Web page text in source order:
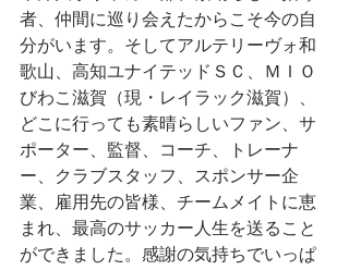
者、仲間に巡り会えたからこそ今の自
分がいます。そしてアルテリーヴォ和
歌山、高知ユナイテッドＳＣ、ＭＩＯ
びわこ滋賀（現・レイラック滋賀）、
どこに行っても素晴らしいファン、サ
ポーター、監督、コーチ、トレーナ
ー、クラブスタッフ、スポンサー企
業、雇用先の皆様、チームメイトに恵
まれ、最高のサッカー人生を送ること
ができました。感謝の気持ちでいっぱ